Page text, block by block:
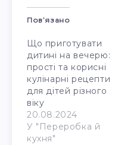
Пов’язано
Що приготувати
дитині на вечерю:
прості та корисні
кулінарні рецепти
для дітей різного
віку
20.08.2024
У "Переробка й
кухня"